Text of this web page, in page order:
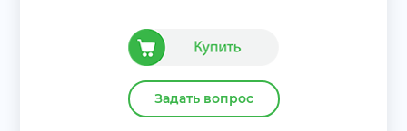
Задать вопрос